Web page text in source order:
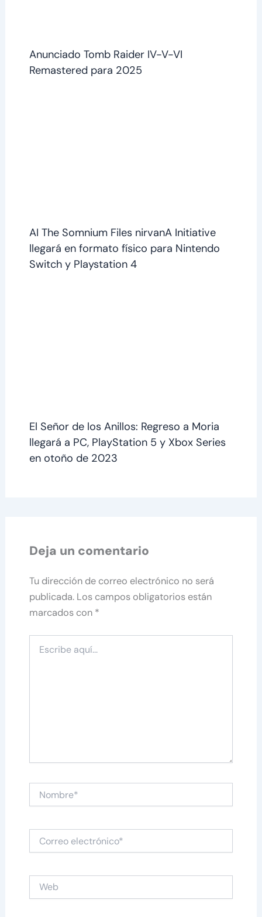
Anunciado Tomb Raider IV-V-VI
Remastered para 2025
AI The Somnium Files nirvanA Initiative
llegará en formato físico para Nintendo
Switch y Playstation 4
El Señor de los Anillos: Regreso a Moria
llegará a PC, PlayStation 5 y Xbox Series
en otoño de 2023
Deja un comentario
Tu dirección de correo electrónico no será
publicada. Los campos obligatorios están
marcados con *
aquí...
electrónico*